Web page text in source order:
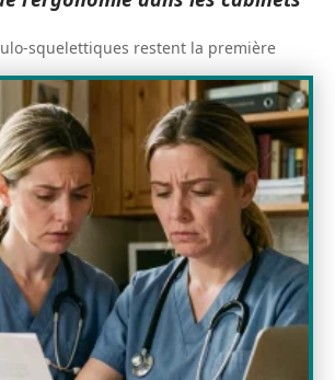
squelettiques restent la première